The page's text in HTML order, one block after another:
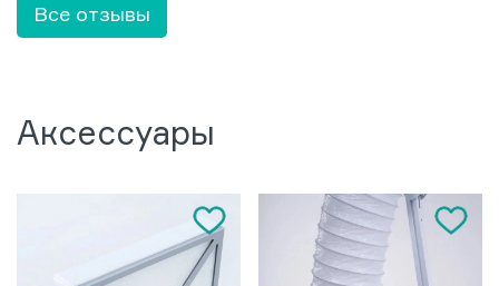
Все отзывы
Аксессуары